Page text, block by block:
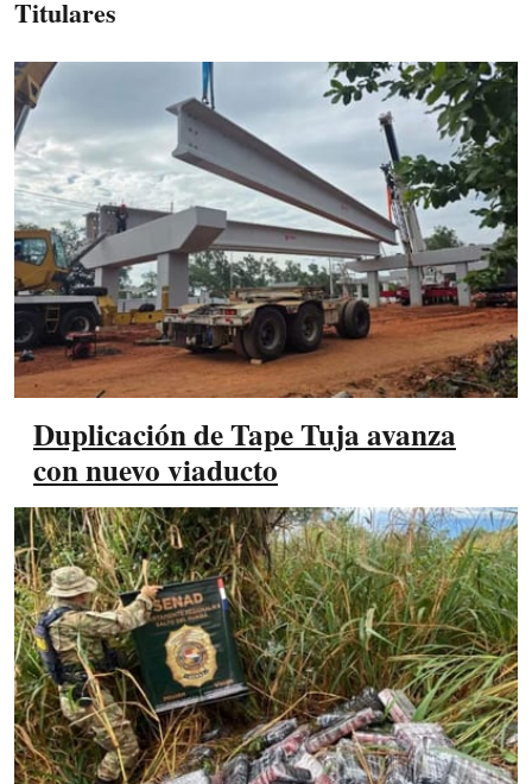
Titulares
Duplicación de Tape Tuja avanza
con nuevo viaducto